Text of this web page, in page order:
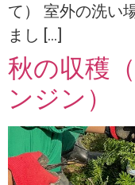
て） 室外の洗い
まし […]
秋の収穫
ンジン）